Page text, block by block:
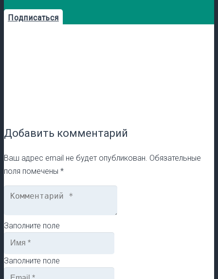
Подписаться
Добавить комментарий
Ваш адрес email не будет опубликован. Обязательные
поля помечены *
Заполните поле
Заполните поле